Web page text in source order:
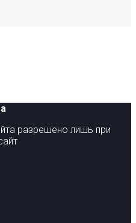
разрешено лишь при